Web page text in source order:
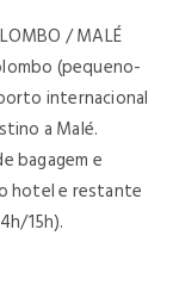
/ MALÉ
(pequeno-
internacional
a Malé.
bagagem e
hotel e restante
15h).